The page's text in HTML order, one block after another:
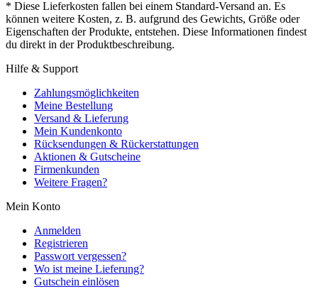
* Diese Lieferkosten fallen bei einem Standard-Versand an. Es
können weitere Kosten, z. B. aufgrund des Gewichts, Größe oder
Eigenschaften der Produkte, entstehen. Diese Informationen findest
du direkt in der Produktbeschreibung.
Hilfe & Support
Zahlungsmöglichkeiten
Meine Bestellung
Versand & Lieferung
Mein Kundenkonto
Rücksendungen & Rückerstattungen
Aktionen & Gutscheine
Firmenkunden
Weitere Fragen?
Mein Konto
Anmelden
Registrieren
Passwort vergessen?
Wo ist meine Lieferung?
Gutschein einlösen